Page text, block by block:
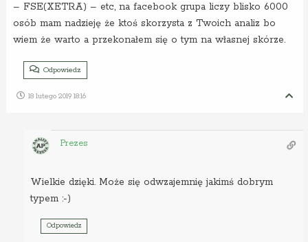
– FSE(XETRA) – etc, na facebook grupa liczy blisko 6000
osób mam nadzieję że ktoś skorzysta z Twoich analiz bo
wiem że warto a przekonałem się o tym na własnej skórze.
Odpowiedz
18 lutego 2019 18:16
Prezes
Wielkie dzięki. Może się odwzajemnię jakimś dobrym
typem :-)
Odpowiedz